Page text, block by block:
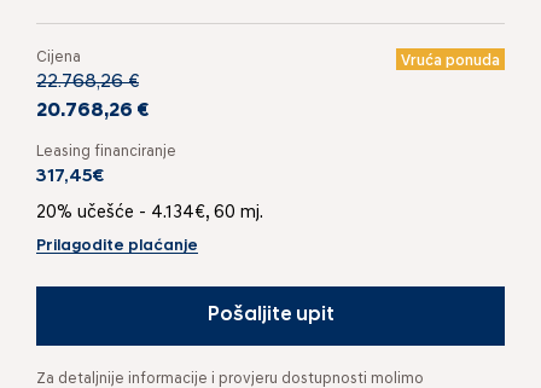
Cijena Vruća ponuda
22.768,26 €
20.768,26 €
Leasing financiranje
317,45€
20% učešće - 4.134€, 60 mj.
Prilagodite plaćanje
Pošaljite upit
Za detaljnije informacije i provjeru dostupnosti molimo